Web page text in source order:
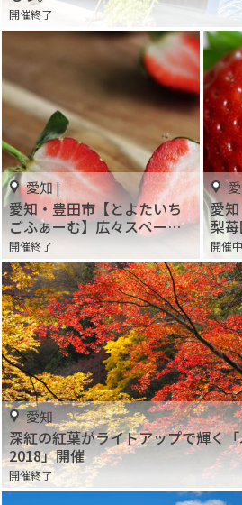
開催終了
愛知 |
愛知・豊田市【とよたいち
ごふぁーむ】広々スペース
でまったりイチゴ狩り♪
開催終了
愛
梨
季節
開催中
愛知
深紅の紅葉がライトアップで輝く
2018」開催
開催終了